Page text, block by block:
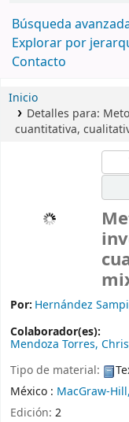
Búsqueda
Explorar por
Contacto
Inicio
Detalles para:
cuantitativa,
Por: Hernández
Colaborador(es):
Mendoza Torres,
Tipo de material:
México : MacGraw-Hill,
Edición: 2